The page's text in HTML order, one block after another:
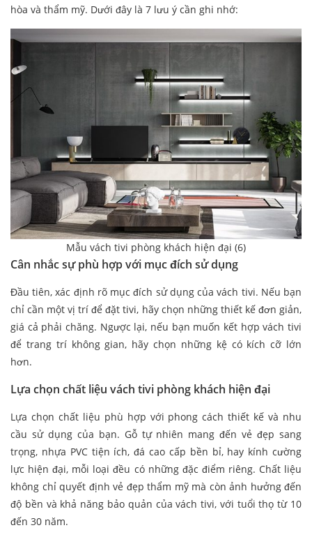
hòa và thẩm mỹ. Dưới đây là 7 lưu ý cần ghi nhớ:
Mẫu vách tivi phòng khách hiện đại (6)
Cân nhắc sự phù hợp với mục đích sử dụng
Đầu tiên, xác định rõ mục đích sử dụng của vách tivi. Nếu bạn
chỉ cần một vị trí để đặt tivi, hãy chọn những thiết kế đơn giản,
giá cả phải chăng. Ngược lại, nếu bạn muốn kết hợp vách tivi
để trang trí không gian, hãy chọn những kệ có kích cỡ lớn
hơn.
Lựa chọn chất liệu vách tivi phòng khách hiện đại
Lựa chọn chất liệu phù hợp với phong cách thiết kế và nhu
cầu sử dụng của bạn. Gỗ tự nhiên mang đến vẻ đẹp sang
trọng, nhựa PVC tiện ích, đá cao cấp bền bỉ, hay kính cường
lực hiện đại, mỗi loại đều có những đặc điểm riêng. Chất liệu
không chỉ quyết định vẻ đẹp thẩm mỹ mà còn ảnh hưởng đến
độ bền và khả năng bảo quản của vách tivi, với tuổi thọ từ 10
đến 30 năm.